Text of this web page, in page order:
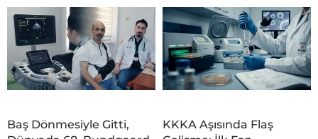
Baş Dönmesiyle Gitti,
KKKA Aşısında Flaş